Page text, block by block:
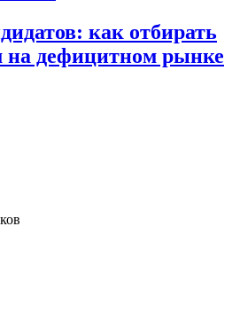
как отбирать
дефицитном рынке